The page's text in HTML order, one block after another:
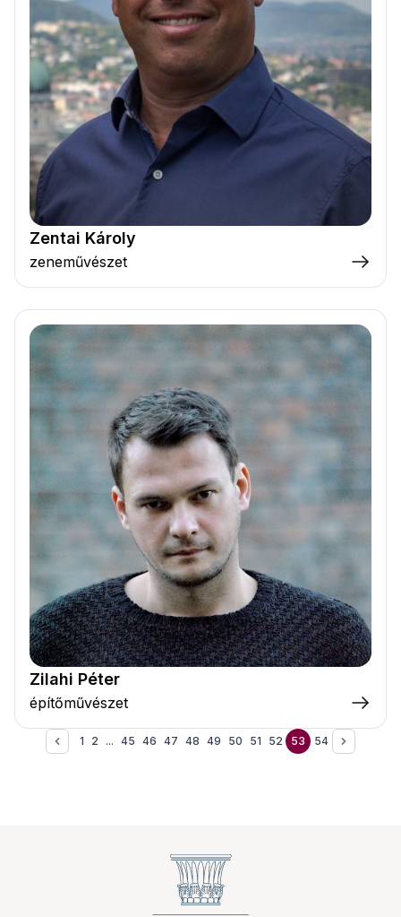
Zentai Károly
zeneművészet
Zilahi Péter
építőművészet
1 2 ... 45 46 47 48 49 50 51 52 53 54